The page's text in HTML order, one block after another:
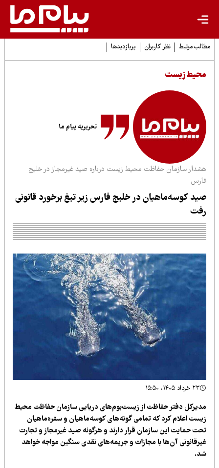
مرتبط نظر کاربران پربازدیدها
زیست
تحریریه پیام ما
سازمان حفاظت محیط زیست درباره صید غیرمجاز در خلیج
کوسه‌ماهیان در خلیج فارس زیر تیغ برخورد قانونی
دفتر حفاظت از زیست‌بوم‌های دریایی سازمان حفاظت محیط
اعلام کرد که تمامی گونه‌های کوسه‌ماهیان و سفره‌ماهیان
حمایت این سازمان قرار دارند و هرگونه صید غیرمجاز و تجارت
آن‌ها با مجازات و جریمه‌های نقدی سنگین مواجه خواهد